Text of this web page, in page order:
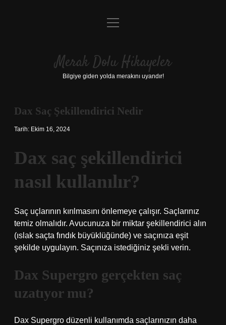
Anasayfa
Yasal Uyarı
menüyü
Merak Dolu Hikayeler
Bilgiye giden yolda merakını uyandır!
Dax Saç Şekillendirici Nedir
Tarih: Ekim 16, 2024
Dax saç şekillendirici
nasıl kullanılır?
Saç uçlarının kırılmasını önlemeye çalışır. Saçlarınız
temiz olmalıdır. Avucunuza bir miktar şekillendirici alın
(ıslak saçta fındık büyüklüğünde) ve saçınıza eşit
şekilde uygulayın. Saçınıza istediğiniz şekli verin.
Dax Supergro gerçekten saç
uzatıyor mu?
Dax Supergro düzenli kullanımda saçlarınızın daha